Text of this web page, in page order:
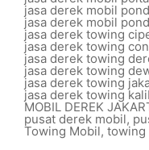
jasa derek mobil
jasa derek mobil
jasa derek towing
jasa derek towing
jasa derek towing
jasa derek towing
jasa derek towing
jasa derek towing
MOBIL DEREK
pusat derek mobil,
Towing Mobil, towing